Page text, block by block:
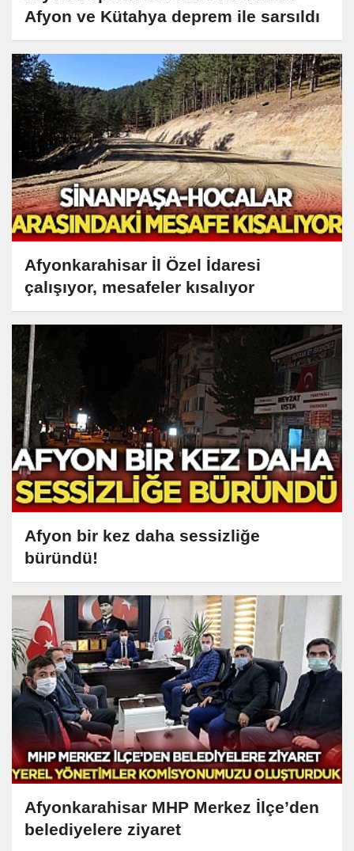
Afyon ve Kütahya deprem ile sarsıldı
Afyonkarahisar İl Özel İdaresi
çalışıyor, mesafeler kısalıyor
Afyon bir kez daha sessizliğe
büründü!
Afyonkarahisar MHP Merkez İlçe’den
belediyelere ziyaret